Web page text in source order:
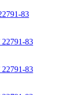
83
83
83